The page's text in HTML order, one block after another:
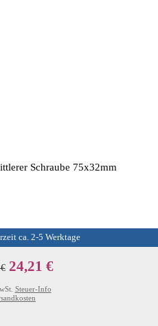
Schraube 75x32mm
ca. 2-5 Werktage
24,21 €
Steuer-Info